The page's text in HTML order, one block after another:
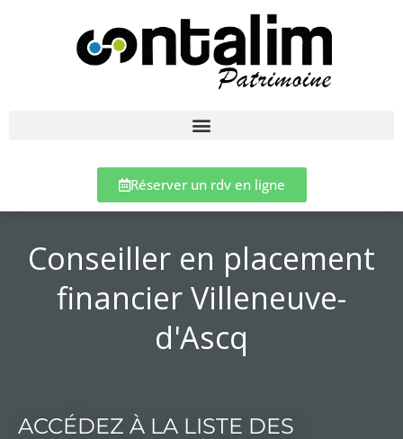
Réserver un rdv en ligne
Conseiller en placement
financier Villeneuve-
d'Ascq
ACCÉDEZ À LA LISTE DES